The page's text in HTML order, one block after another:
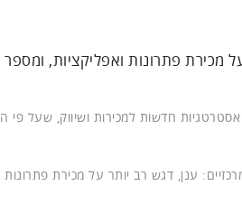
פתרונות ואפליקציות, ומספר
חדשות למכירות ושיווק, שעל פי
יסודות מרכזיים: ענן, דגש רב יותר על מכירת פתרונות